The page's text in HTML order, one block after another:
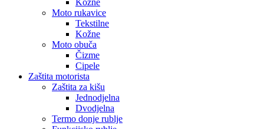
Moto rukavice
Tekstilne
Kožne
Moto obuča
Čizme
Cipele
Zaštita motorista
Zaštita za kišu
Jednodjelna
Dvodjelna
Termo donje rublje